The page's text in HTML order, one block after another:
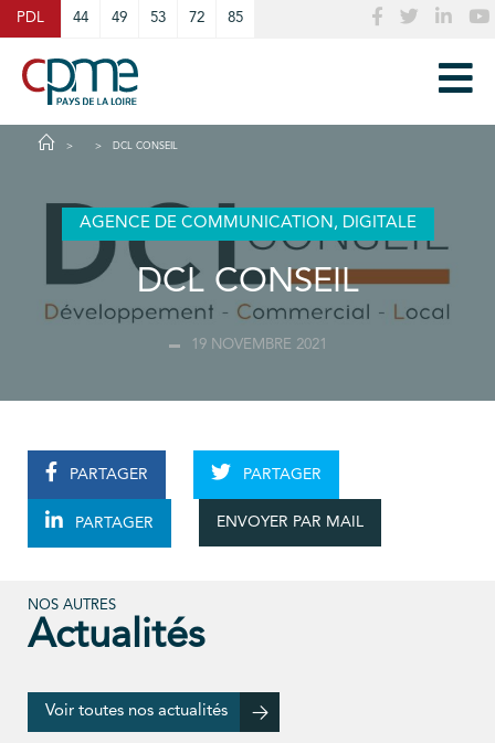
PDL 44 49 53 72 85
DCL CONSEIL
AGENCE DE COMMUNICATION, DIGITALE
DCL CONSEIL
19 NOVEMBRE 2021
PARTAGER PARTAGER
PARTAGER ENVOYER PAR MAIL
NOS AUTRES
Actualités
Voir toutes nos actualités
Cookies management panel